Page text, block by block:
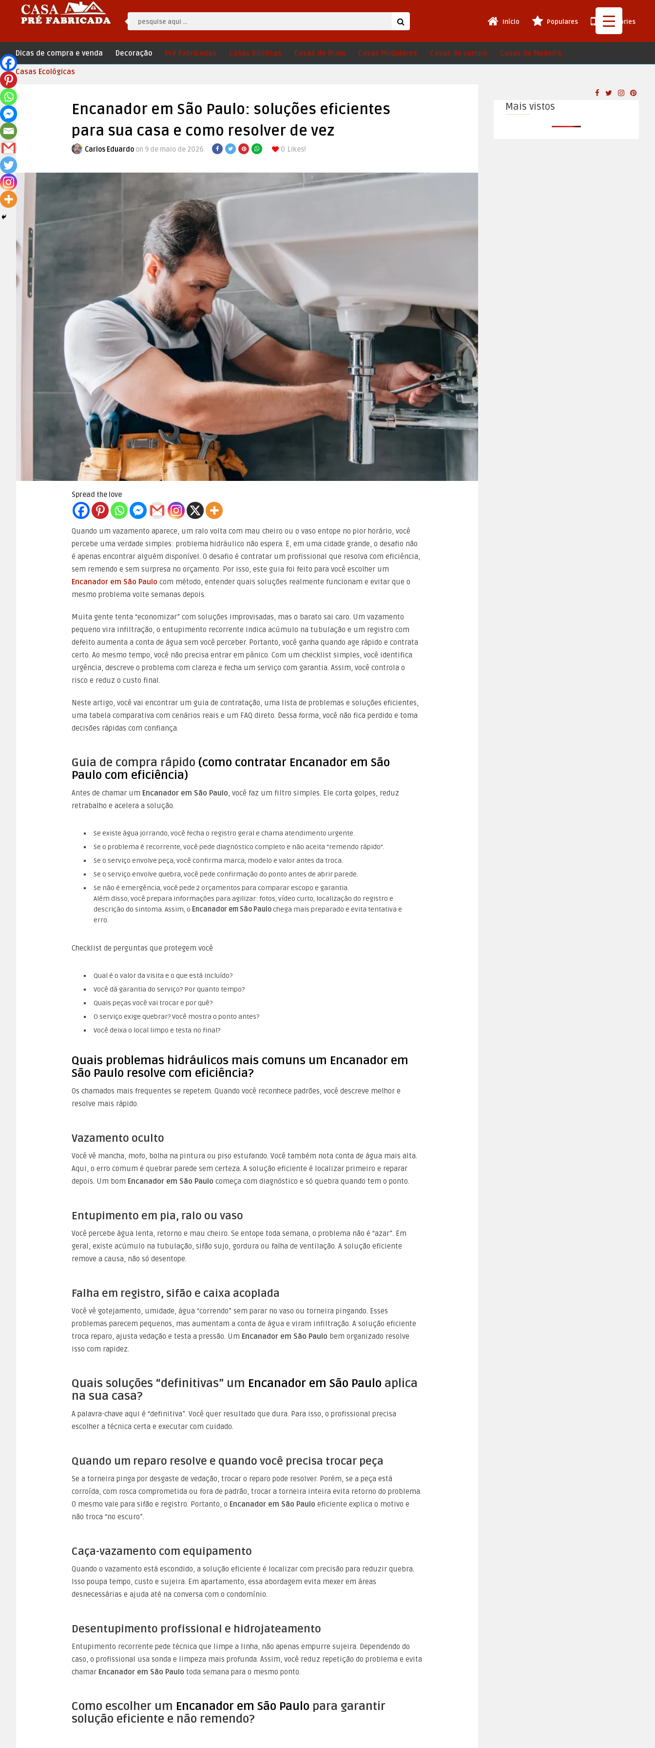
Início Populares Web Stories
Dicas de compra e venda Decoração Pré Fabricadas Casas Rústicas Casas de Praia Casas Modulares Casas de campo Casas de Madeira
Casas Ecológicas
Encanador em São Paulo: soluções eficientes
para sua casa e como resolver de vez
Carlos Eduardo on 9 de maio de 2026 0 Likes!
Spread the love
Quando um vazamento aparece, um ralo volta com mau cheiro ou o vaso entope no pior horário, você
percebe uma verdade simples: problema hidráulico não espera. E, em uma cidade grande, o desafio não
é apenas encontrar alguém disponível. O desafio é contratar um profissional que resolva com eficiência,
sem remendo e sem surpresa no orçamento. Por isso, este guia foi feito para você escolher um
Encanador em São Paulo com método, entender quais soluções realmente funcionam e evitar que o
mesmo problema volte semanas depois.
Muita gente tenta “economizar” com soluções improvisadas, mas o barato sai caro. Um vazamento
pequeno vira infiltração, o entupimento recorrente indica acúmulo na tubulação e um registro com
defeito aumenta a conta de água sem você perceber. Portanto, você ganha quando age rápido e contrata
certo. Ao mesmo tempo, você não precisa entrar em pânico. Com um checklist simples, você identifica
urgência, descreve o problema com clareza e fecha um serviço com garantia. Assim, você controla o
risco e reduz o custo final.
Neste artigo, você vai encontrar um guia de contratação, uma lista de problemas e soluções eficientes,
uma tabela comparativa com cenários reais e um FAQ direto. Dessa forma, você não fica perdido e toma
decisões rápidas com confiança.
Guia de compra rápido (como contratar Encanador em São
Paulo com eficiência)
Antes de chamar um Encanador em São Paulo, você faz um filtro simples. Ele corta golpes, reduz
retrabalho e acelera a solução.
Se existe água jorrando, você fecha o registro geral e chama atendimento urgente.
Se o problema é recorrente, você pede diagnóstico completo e não aceita “remendo rápido”.
Se o serviço envolve peça, você confirma marca, modelo e valor antes da troca.
Se o serviço envolve quebra, você pede confirmação do ponto antes de abrir parede.
Se não é emergência, você pede 2 orçamentos para comparar escopo e garantia.
Além disso, você prepara informações para agilizar: fotos, vídeo curto, localização do registro e
descrição do sintoma. Assim, o Encanador em São Paulochega mais preparado e evita tentativa e
erro.
Checklist de perguntas que protegem você
Qual é o valor da visita e o que está incluído?
Você dá garantia do serviço? Por quanto tempo?
Quais peças você vai trocar e por quê?
O serviço exige quebrar? Você mostra o ponto antes?
Você deixa o local limpo e testa no final?
Quais problemas hidráulicos mais comuns um Encanador em
São Paulo resolve com eficiência?
Os chamados mais frequentes se repetem. Quando você reconhece padrões, você descreve melhor e
resolve mais rápido.
Vazamento oculto
Você vê mancha, mofo, bolha na pintura ou piso estufando. Você também nota conta de água mais alta.
Aqui, o erro comum é quebrar parede sem certeza. A solução eficiente é localizar primeiro e reparar
depois. Um bom Encanador em São Paulo começa com diagnóstico e só quebra quando tem o ponto.
Entupimento em pia, ralo ou vaso
Você percebe água lenta, retorno e mau cheiro. Se entope toda semana, o problema não é “azar”. Em
geral, existe acúmulo na tubulação, sifão sujo, gordura ou falha de ventilação. A solução eficiente
remove a causa, não só desentope.
Falha em registro, sifão e caixa acoplada
Você vê gotejamento, umidade, água “correndo” sem parar no vaso ou torneira pingando. Esses
problemas parecem pequenos, mas aumentam a conta de água e viram infiltração. A solução eficiente
troca reparo, ajusta vedação e testa a pressão. Um Encanador em São Paulo bem organizado resolve
isso com rapidez.
Quais soluções “definitivas” um Encanador em São Paulo aplica
na sua casa?
A palavra-chave aqui é “definitiva”. Você quer resultado que dura. Para isso, o profissional precisa
escolher a técnica certa e executar com cuidado.
Quando um reparo resolve e quando você precisa trocar peça
Se a torneira pinga por desgaste de vedação, trocar o reparo pode resolver. Porém, se a peça está
corroída, com rosca comprometida ou fora de padrão, trocar a torneira inteira evita retorno do problema.
O mesmo vale para sifão e registro. Portanto, o Encanador em São Paulo eficiente explica o motivo e
não troca “no escuro”.
Caça-vazamento com equipamento
Quando o vazamento está escondido, a solução eficiente é localizar com precisão para reduzir quebra.
Isso poupa tempo, custo e sujeira. Em apartamento, essa abordagem evita mexer em áreas
desnecessárias e ajuda até na conversa com o condomínio.
Desentupimento profissional e hidrojateamento
Entupimento recorrente pede técnica que limpe a linha, não apenas empurre sujeira. Dependendo do
caso, o profissional usa sonda e limpeza mais profunda. Assim, você reduz repetição do problema e evita
chamar Encanador em São Paulo toda semana para o mesmo ponto.
Como escolher um Encanador em São Paulo para garantir
solução eficiente e não remendo?
Mais vistos